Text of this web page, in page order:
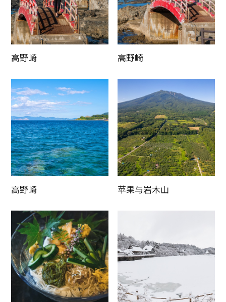
高野崎 高野崎
高野崎 苹果与岩木山
复制链接